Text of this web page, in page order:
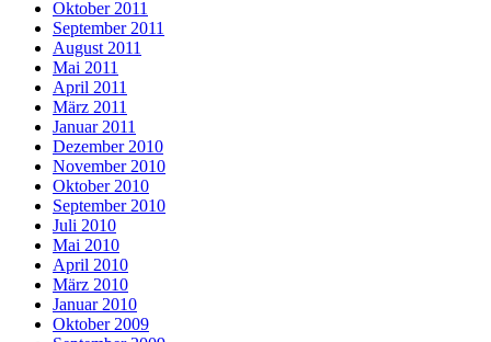
Oktober 2011
September 2011
August 2011
Mai 2011
April 2011
März 2011
Januar 2011
Dezember 2010
November 2010
Oktober 2010
September 2010
Juli 2010
Mai 2010
April 2010
März 2010
Januar 2010
Oktober 2009